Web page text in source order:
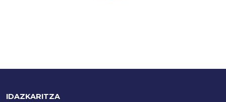
IDAZKARITZA